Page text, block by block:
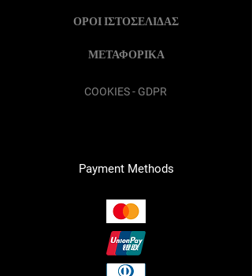
ΟΡΟΙ ΙΣΤΟΣΕΛΙΔΑΣ
ΜΕΤΑΦΟΡΙΚΑ
COOKIES - GDPR
Payment Methods